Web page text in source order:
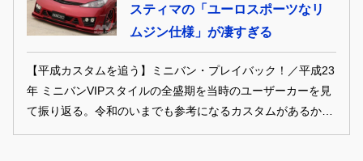
スティマの「ユーロスポーツなリ
ムジン仕様」が凄すぎる
【平成カスタムを追う】ミニバン・プレイバック！／平成23
年 ミニバンVIPスタイルの全盛期を当時のユーザーカーを見
て振り返る。令和のいまでも参考になるカスタムがあるか